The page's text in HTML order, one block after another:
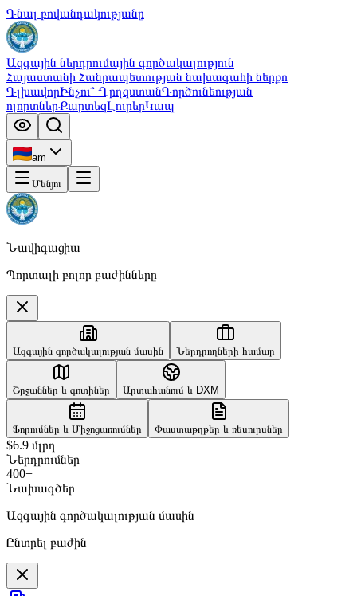
Գնալ բովանդակությանը
Ազգային ներդրումային գործակալություն
Հայաստանի Հանրապետության նախագահի ներքո
ԳլխավորԻնչու՞ ՂրղզստանԳործունեության
ոլորտներՔարտեզԼուրերԿապ
am
Մենյու
Նավիգացիա
Պորտալի բոլոր բաժինները
Ազգային գործակալության մասին Ներդրողների համար
Շրջաններ և գոտիներ Արտահանում և DXM
Ֆորումներ և Միջոցառումներ Փաստաթղթեր և ռեսուրսներ
$6.9 մլրդ
Ներդրումներ
400+
Նախագծեր
Ազգային գործակալության մասին
Ընտրել բաժին